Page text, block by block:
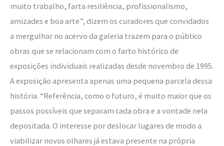
muito trabalho, farta resiliência, profissionalismo,
amizades e boa arte”, dizem os curadores que convidados
a mergulhar no acervo da galeria trazem para o público
obras que se relacionam com o farto histórico de
exposições individuais realizadas desde novembro de 1995.
A exposição apresenta apenas uma pequena parcela dessa
história. “Referência, como o futuro, é muito maior que os
passos possíveis que separam cada obra e a vontade nela
depositada. O interesse por deslocar lugares de modo a
viabilizar novos olhares já estava presente na própria